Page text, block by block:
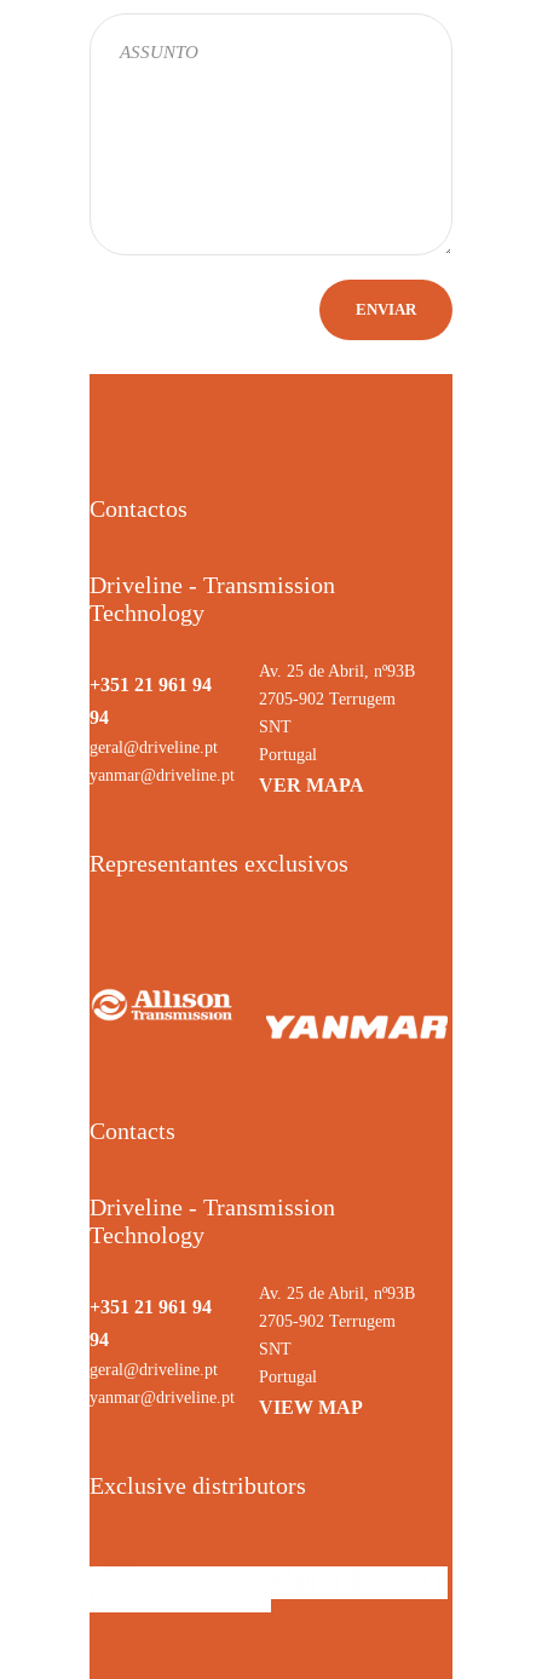
Contactos
Driveline - Transmission
Technology
+351 21 961 94
94
geral@driveline.pt
yanmar@driveline.pt
Av. 25 de Abril, nº93B
2705-902 Terrugem
SNT
Portugal
VER MAPA
Representantes exclusivos
Contacts
Driveline - Transmission
Technology
+351 21 961 94
94
geral@driveline.pt
yanmar@driveline.pt
Av. 25 de Abril, nº93B
2705-902 Terrugem
SNT
Portugal
VIEW MAP
Exclusive distributors